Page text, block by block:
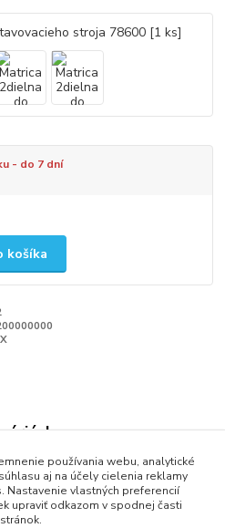
- do 7 dní
košíka
používania webu, analytické
aj na účely cielenia reklamy
Nastavenie vlastných preferencií
upraviť odkazom v spodnej časti
stránok.